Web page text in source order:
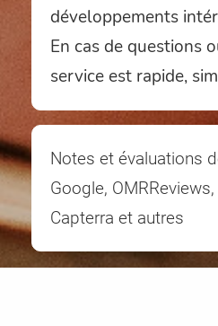
développements
En cas de questions
service est rapide,
Notes et évaluations
Google, OMRReviews,
Capterra et autres